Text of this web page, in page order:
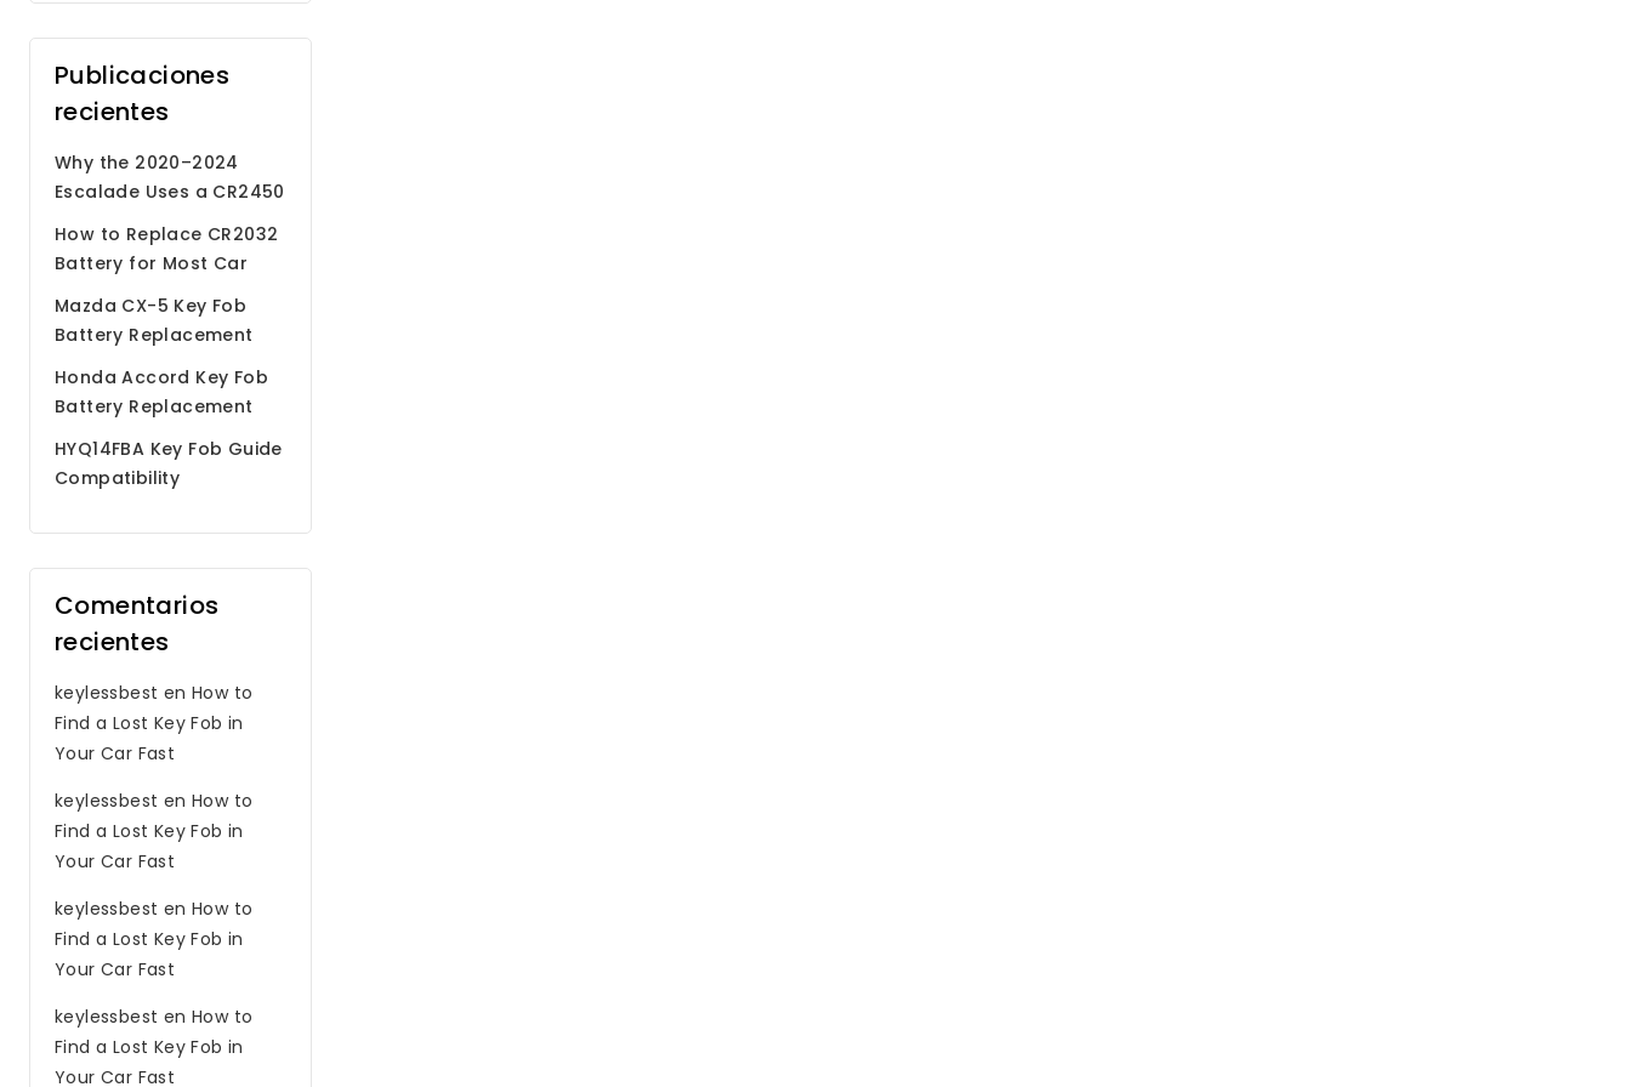
Publicaciones
recientes
Why the 2020–2024
Escalade Uses a CR2450
How to Replace CR2032
Battery for Most Car
Remote Key Fobs
Mazda CX-5 Key Fob
Battery Replacement
Step by Step Guide
Honda Accord Key Fob
Battery Replacement
HYQ14FBA Key Fob Guide
Compatibility
Comentarios
recientes
keylessbest enHow to
Find a Lost Key Fob in
Your Car Fast
keylessbest enHow to
Find a Lost Key Fob in
Your Car Fast
keylessbest enHow to
Find a Lost Key Fob in
Your Car Fast
keylessbest enHow to
Find a Lost Key Fob in
Your Car Fast